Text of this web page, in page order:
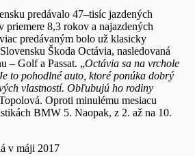
predávalo 47–tisíc jazdených
priemere 8,3 rokov a najazdených
predávaným bolo už klasicky
Škoda Octávia, nasledovaná
– Golf a Passat. „Octávia sa na vrchole
to pohodlné auto, ktoré ponúka dobrý
vlastností. Obľubujú ho rodiny
Oproti minulému mesiacu
BMW 5. Naopak, z 2. až na 10.
v máji 2017